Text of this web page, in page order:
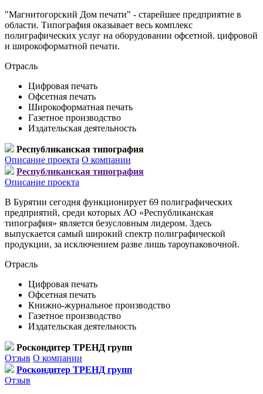
"Магнитогорский Дом печати" - старейшее предприятие в
области. Типография оказывает весь комплекс
полиграфических услуг на оборудовании офсетной. цифровой
и широкоформатной печати.
Отрасль
Цифровая печать
Офсетная печать
Широкоформатная печать
Газетное производство
Издательская деятельность
Республиканская типография
Описание проекта О компании
Республиканская типография
Описание проекта
В Бурятии сегодня функционирует 69 полиграфических
предприятий, среди которых АО «Республиканская
типография» является безусловным лидером. Здесь
выпускается самый широкий спектр полиграфической
продукции, за исключением разве лишь тароупаковочной.
Отрасль
Цифровая печать
Офсетная печать
Книжно-журнальное производство
Газетное производство
Издательская деятельность
Роскондитер ТРЕНД групп
Отзыв О компании
Роскондитер ТРЕНД групп
Отзыв